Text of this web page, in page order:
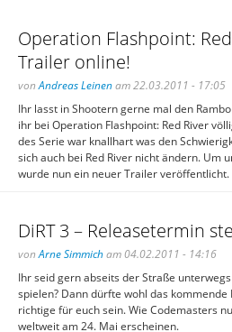
Operation Flashpoint:
Trailer online!
vonAndreas Leinenam 22.03.2011 - 17:05
Ihr lasst in Shootern gerne mal den
ihr bei Operation Flashpoint: Red River
des Serie war knallhart was den
sich auch bei Red River nicht ändern. Um
wurde nun ein neuer Trailer veröffentlicht.
DiRT 3 – Releasetermin
vonArne Simmicham 04.02.2011 - 14:16
Ihr seid gern abseits der Straße
spielen? Dann dürfte wohl das kommende
richtige für euch sein. Wie Codemasters
weltweit am 24. Mai erscheinen.